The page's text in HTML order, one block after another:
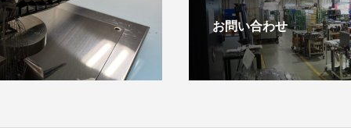
お問い合わせ